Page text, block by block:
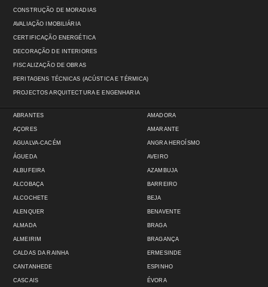
CONSTRUÇÃO DE MORADIAS
AVALIAÇÃO IMOBILIÁRIA
CERTIFICAÇÃO ENERGÉTICA
DECORAÇÃO DE INTERIORES
FISCALIZAÇÃO DE OBRAS
PERITAGENS TÉCNICAS (ACÚSTICA E TÉRMICA)
PROJECTOS ARQUITECTURA E ENGENHARIA
ABRANTES
AÇORES
AGUALVA-CACÉM
ÁGUEDA
ALBUFEIRA
ALCOBAÇA
ALCOCHETE
ALENQUER
ALMADA
ALMEIRIM
AMADORA
AMARANTE
ANGRA HEROÍSMO
AVEIRO
AZAMBUJA
BARREIRO
BEJA
BENAVENTE
BRAGA
BRAGANÇA
CALDAS DA RAINHA
CANTANHEDE
CASCAIS
ERMESINDE
ESPINHO
ÉVORA